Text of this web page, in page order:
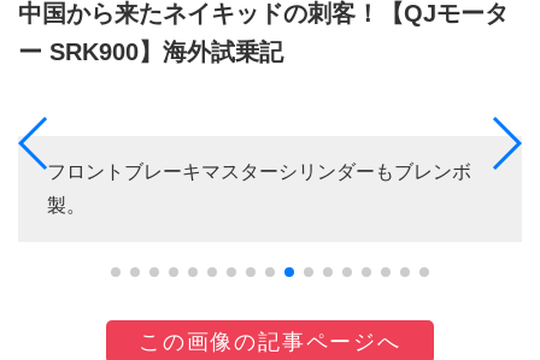
中国から来たネイキッドの刺客！【QJモータ
ー SRK900】海外試乗記
フロントブレーキマスターシリンダーもブレンボ
製。
この画像の記事ページへ